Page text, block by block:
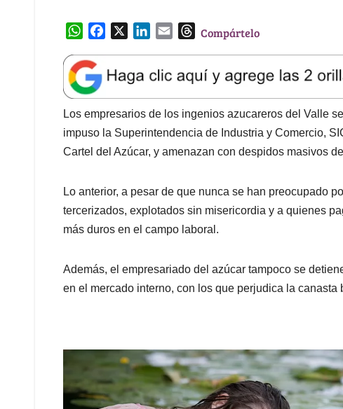
W
a
t
s
A
p
p
e
b
o
o
k
k
e
d
I
n
l
T
e
a
d
s
Compártelo
Los empresarios de los ingenios azucareros del Valle
impuso la Superintendencia de Industria y Comercio,
Cartel del Azúcar, y amenazan con despidos masivos
Lo anterior, a pesar de que nunca se han preocupado
tercerizados, explotados sin misericordia y a quienes
más duros en el campo laboral.
Además, el empresariado del azúcar tampoco se
en el mercado interno, con los que perjudica la canasta